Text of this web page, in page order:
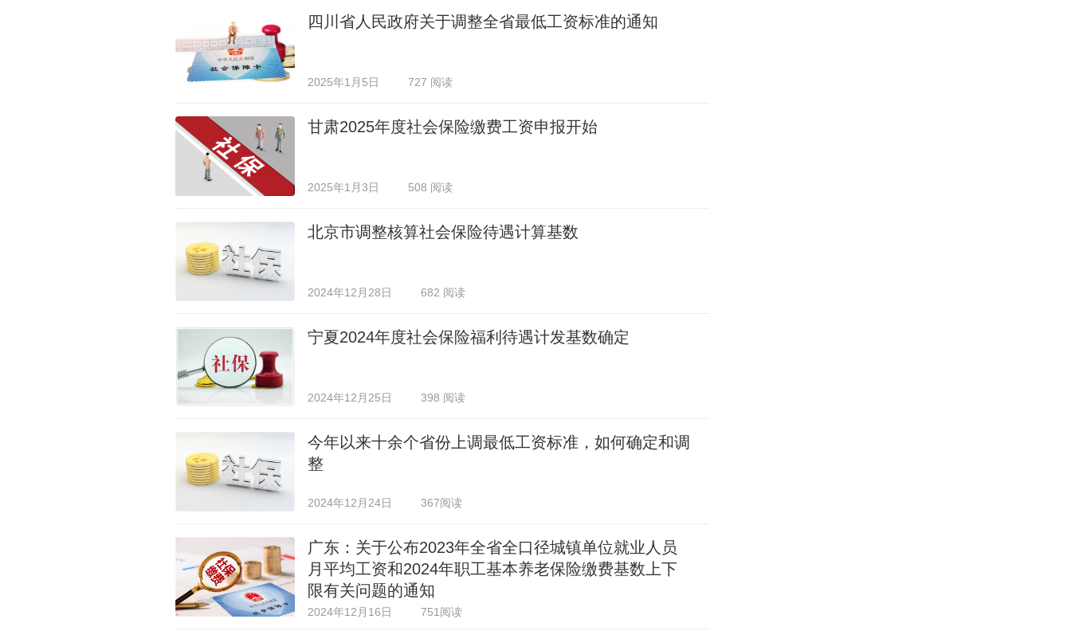
四川省人民政府关于调整全省最低工资标准的通知
2025年1月5日 727 阅读
甘肃2025年度社会保险缴费工资申报开始
2025年1月3日 508 阅读
北京市调整核算社会保险待遇计算基数
2024年12月28日 682 阅读
宁夏2024年度社会保险福利待遇计发基数确定
2024年12月25日 398 阅读
今年以来十余个省份上调最低工资标准，如何确定和调
整
2024年12月24日 367阅读
广东：关于公布2023年全省全口径城镇单位就业人员
月平均工资和2024年职工基本养老保险缴费基数上下
限有关问题的通知
2024年12月16日 751阅读